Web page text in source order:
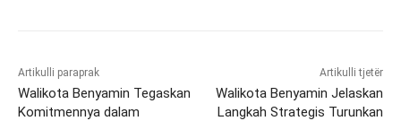
Artikulli paraprak
Walikota Benyamin Tegaskan
Komitmennya dalam
Artikulli tjetër
Walikota Benyamin Jelaskan
Langkah Strategis Turunkan